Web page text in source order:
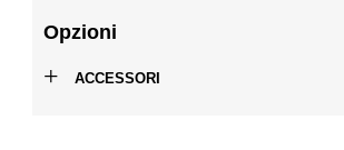
Opzioni
+ ACCESSORI